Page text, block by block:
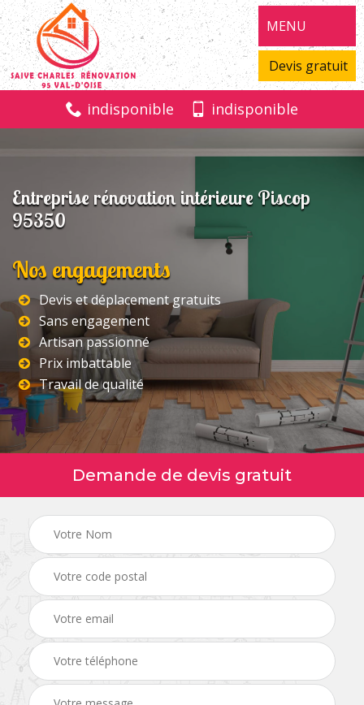
MENU
Devis gratuit
indisponible indisponible
Entreprise rénovation intérieure Piscop
95350
Nos engagements
Devis et déplacement gratuits
Sans engagement
Artisan passionné
Prix imbattable
Travail de qualité
Demande de devis gratuit